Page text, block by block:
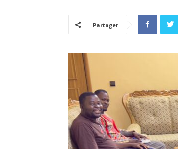
Partager